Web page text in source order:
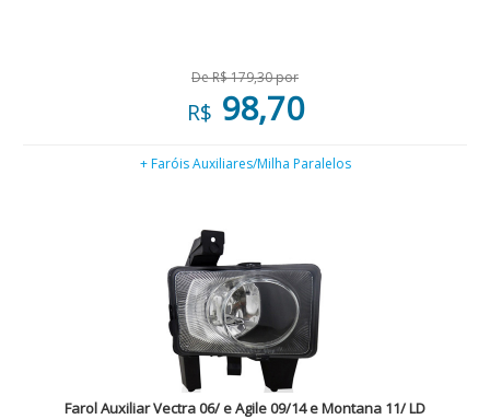
De R$ 179,30 por
R$ 98,70
+ Faróis Auxiliares/Milha Paralelos
Farol Auxiliar Vectra 06/ e Agile 09/14 e Montana 11/ LD